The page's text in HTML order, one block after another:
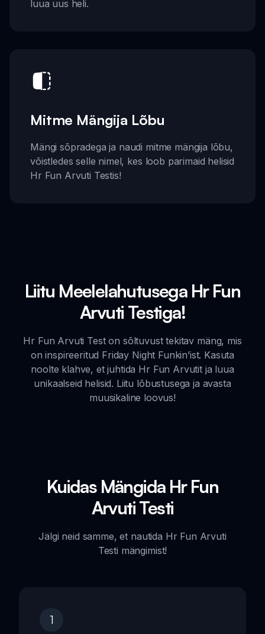
luua uus heli.
Mitme Mängija Lõbu
Mängi sõpradega ja naudi mitme mängija lõbu,
võistledes selle nimel, kes loob parimaid helisid
Hr Fun Arvuti Testis!
Liitu Meelelahutusega Hr Fun
Arvuti Testiga!
Hr Fun Arvuti Test on sõltuvust tekitav mäng, mis
on inspireeritud Friday Night Funkin’ist. Kasuta
noolte klahve, et juhtida Hr Fun Arvutit ja luua
unikaalseid helisid. Liitu lõbustusega ja avasta
muusikaline loovus!
Kuidas Mängida Hr Fun
Arvuti Testi
Jälgi neid samme, et nautida Hr Fun Arvuti
Testi mängimist!
1